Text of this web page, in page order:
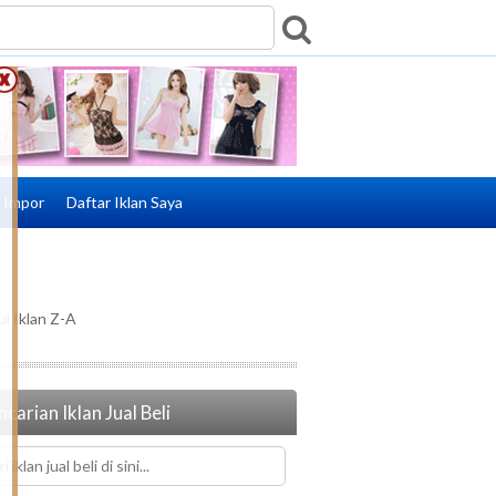
Impor Daftar Iklan Saya
Iklan Z-A
Iklan Jual Beli